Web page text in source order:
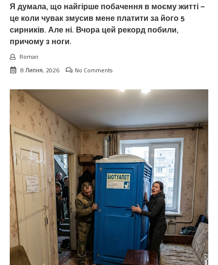
Я думала, що найгірше побачення в моєму житті —
це коли чувак змусив мене платити за його 5
сирників. Але ні. Вчора цей рекорд побили,
причому з ноги.
Roman
8 Липня, 2026
No Comments